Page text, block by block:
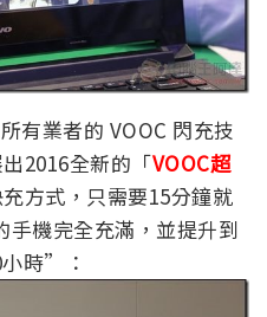
有業者的 VOOC 閃充技
2016全新的「VOOC超
方式，只需要15分鐘就
機完全充滿，並提升到
時”：